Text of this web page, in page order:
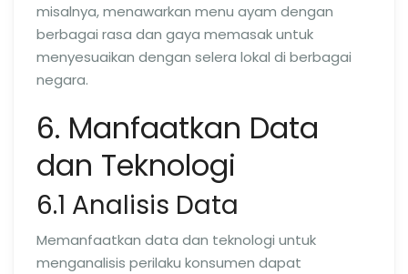
misalnya, menawarkan menu ayam dengan
berbagai rasa dan gaya memasak untuk
menyesuaikan dengan selera lokal di berbagai
negara.
6. Manfaatkan Data
dan Teknologi
6.1 Analisis Data
Memanfaatkan data dan teknologi untuk
menganalisis perilaku konsumen dapat